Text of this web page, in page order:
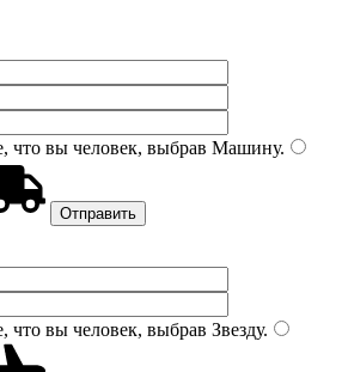
что вы человек, выбрав Машину.
что вы человек, выбрав Звезду.